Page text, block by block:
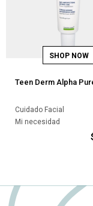
Teen Derm Alpha
Cuidado Facial
Mi necesidad